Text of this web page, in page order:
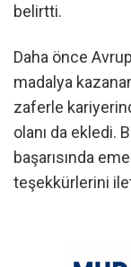
belirtti.
Daha önce
madalya
zaferle
olanı da ekledi.
başarısında
teşekkürlerini